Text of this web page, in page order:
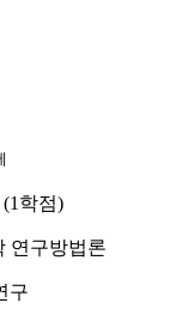
학점)
연구방법론
구